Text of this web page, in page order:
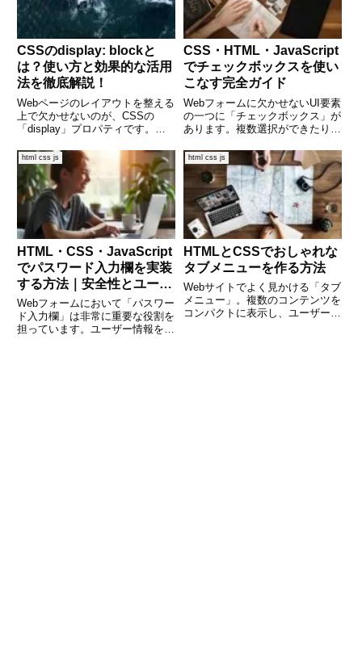
CSSのdisplay: blockと
は？使い方と効果的な活用
法を徹底解説！
Webページのレイアウトを整える
上で欠かせないのが、CSSの
「display」プロパティです。中
よく使われる基本的な指定です
が、意外とその正確な意味や使い
どころを知らない人も多いかもし
れません。こ
CSS・HTML・JavaScript
でチェックボックスを使い
こなす完全ガイド
Webフォームに欠かせないUI要素
の一つに「チェックボックス」が
あります。複数選択ができたり、
用シーンは多岐にわたります。本
記事では、HTMLでの基本的なチ
ェックボックスの実装方法から、
CSSでのデザインカスタ
html css js
HTML・CSS・JavaScript
でパスワード入力欄を実装
する方法｜安全性とユーザ
ビリティを両立するテクニ
ック
Webフォームにおいて「パスワー
ド入力欄」は非常に重要な役割を
担っています。ユーザー情報を守
html css js
HTMLとCSSでおしゃれな
タブメニューを作る方法
Webサイトでよく見かける「タブ
メニュー」。複数のコンテンツを
コンパクトに表示し、ユーザーの